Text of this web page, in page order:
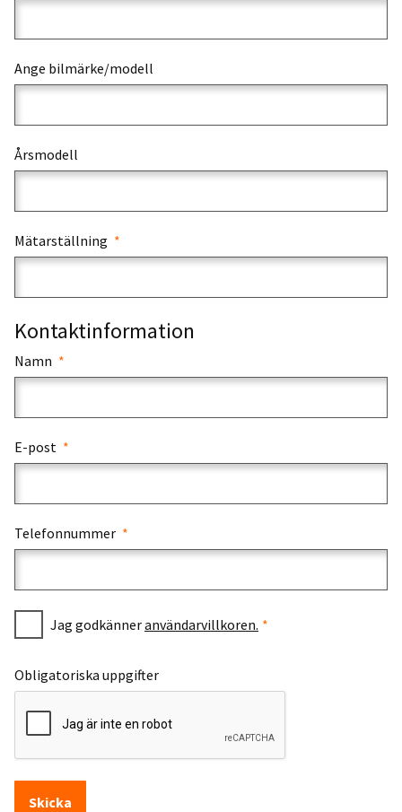
Ange bilmärke/modell
Årsmodell
Mätarställning
Kontaktinformation
Namn
E-post
Telefonnummer
Jag godkänneranvändarvillkoren.
Obligatoriska uppgifter
Skicka